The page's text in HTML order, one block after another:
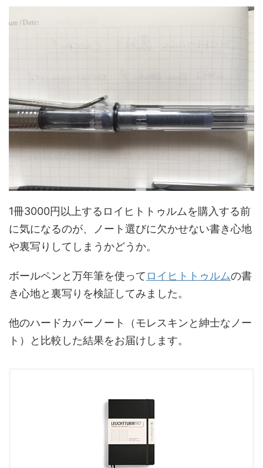
1冊3000円以上するロイヒトトゥルムを購入する前
に気になるのが、ノート選びに欠かせない書き心地
や裏写りしてしまうかどうか。
ボールペンと万年筆を使って ロイヒトトゥルムの書
き心地と裏写りを検証してみました。
他のハードカバーノート（モレスキンと紳士なノー
ト）と比較した結果をお届けします。